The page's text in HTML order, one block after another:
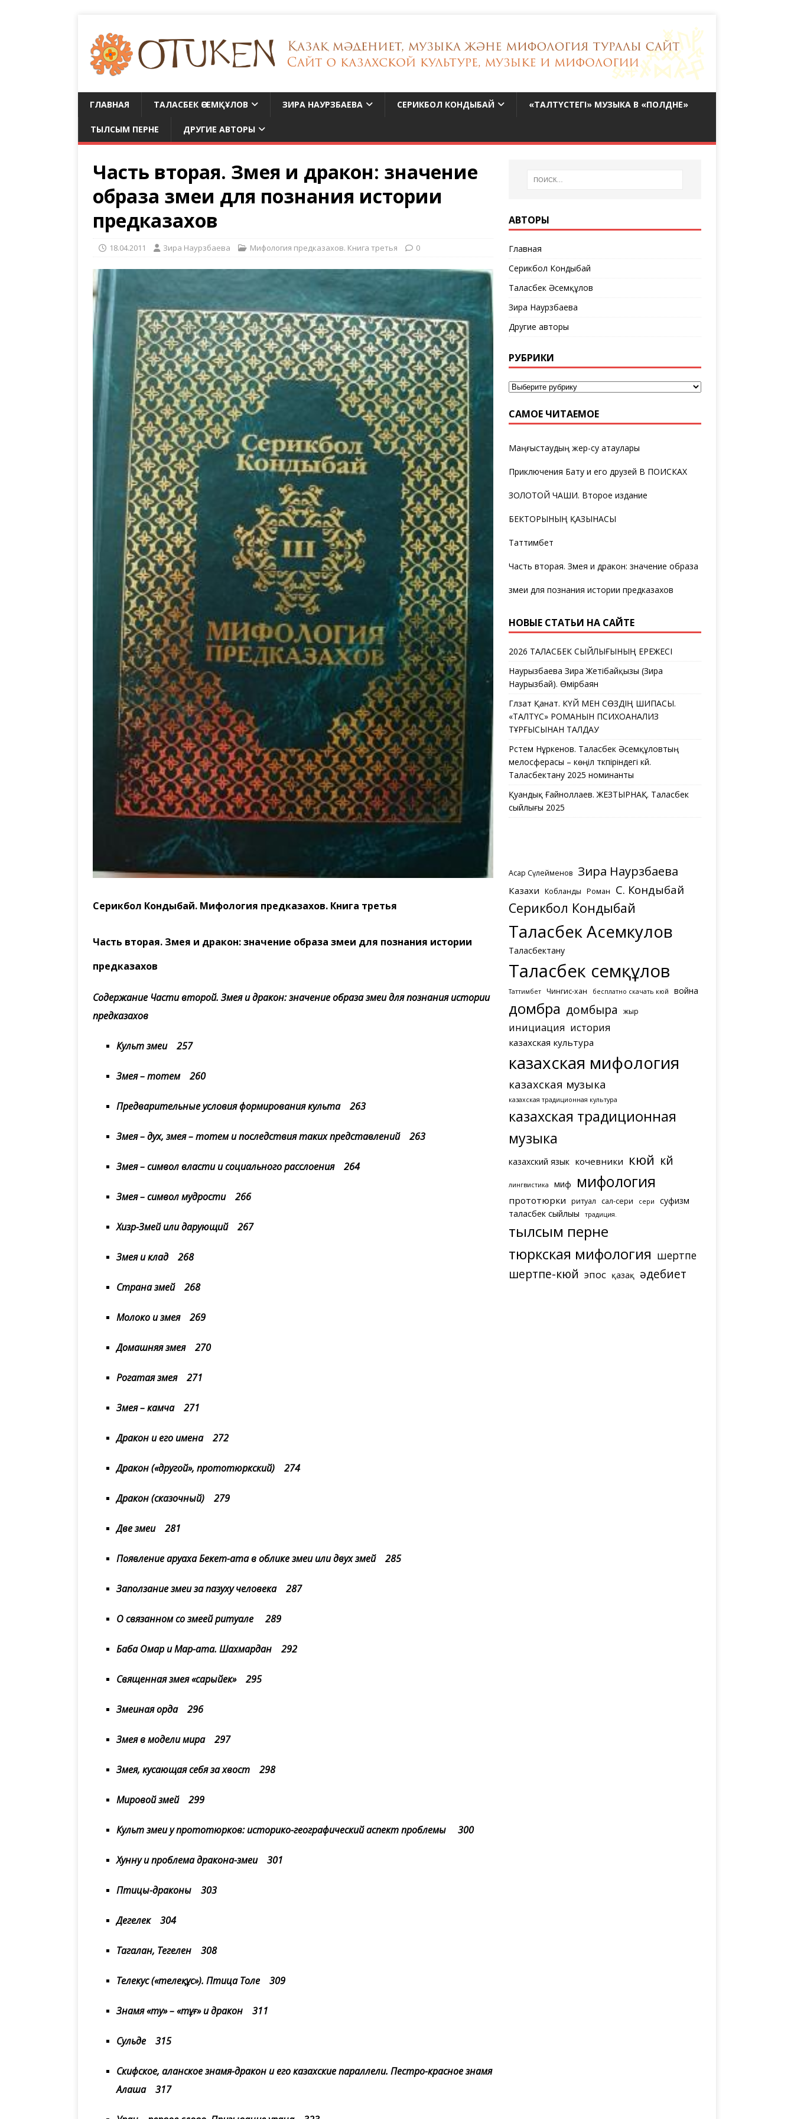
ГЛАВНАЯ ТАЛАСБЕК ӘСЕМҚҰЛОВ ЗИРА НАУРЗБАЕВА СЕРИКБОЛ КОНДЫБАЙ «ТАЛТҮСТЕГІ» МУЗЫКА В «ПОЛДНЕ»
ТЫЛСЫМ ПЕРНЕ ДРУГИЕ АВТОРЫ
Часть вторая. Змея и дракон: значение
образа змеи для познания истории
предказахов
18.04.2011 Зира Наурзбаева Мифология предказахов. Книга третья 0
Серикбол Кондыбай. Мифология предказахов. Книга третья
Часть вторая. Змея и дракон: значение образа змеи для познания истории
предказахов
Содержание Части второй. Змея и дракон: значение образа змеи для познания истории
предказахов
Культ змеи 257
Змея – тотем 260
Предварительные условия формирования культа 263
Змея – дух, змея – тотем и последствия таких представлений 263
Змея – символ власти и социального расслоения 264
Змея – символ мудрости 266
Хизр-Змей или дарующий 267
Змея и клад 268
Страна змей 268
Молоко и змея 269
Домашняя змея 270
Рогатая змея 271
Змея – камча 271
Дракон и его имена 272
Дракон («другой», прототюркский) 274
Дракон (сказочный) 279
Две змеи 281
Появление аруаха Бекет-ата в облике змеи или двух змей 285
Заползание змеи за пазуху человека 287
О связанном со змеей ритуале 289
Баба Омар и Мар-ата. Шахмардан 292
Священная змея «сарыүйек» 295
Змеиная орда 296
Змея в модели мира 297
Змея, кусающая себя за хвост 298
Мировой змей 299
Культ змеи у прототюрков: историко-географический аспект проблемы 300
Хунну и проблема дракона-змеи 301
Птицы-драконы 303
Дегелек 304
Тагалан, Тегелен 308
Телекус («телеқұс»). Птица Толе 309
Знамя «ту» – «тұғ» и дракон 311
Сульде 315
Скифское, аланское знамя-дракон и его казахские параллели. Пестро-красное знамя
Алаша 317
АВТОРЫ
Главная
Серикбол Кондыбай
Таласбек Әсемқұлов
Зира Наурзбаева
Другие авторы
РУБРИКИ
САМОЕ ЧИТАЕМОЕ
Маңғыстаудың жер-су атаулары
Приключения Бату и его друзей В ПОИСКАХ
ЗОЛОТОЙ ЧАШИ. Второе издание
БЕКТОРЫНЫҢ ҚАЗЫНАСЫ
Таттимбет
Часть вторая. Змея и дракон: значение образа
змеи для познания истории предказахов
НОВЫЕ СТАТЬИ НА САЙТЕ
2026 ТАЛАСБЕК СЫЙЛЫҒЫНЫҢ ЕРЕЖЕСІ
Наурызбаева Зира Жетібайқызы (Зира
Наурызбай). Өмірбаян
Гүлзат Қанат. КҮЙ МЕН СӨЗДІҢ ШИПАСЫ.
«ТАЛТҮС» РОМАНЫН ПСИХОАНАЛИЗ
ТҰРҒЫСЫНАН ТАЛДАУ
Рүстем Нұркенов. Таласбек Әсемқұловтың
мелосферасы – көңіл түкпіріндегі күй.
Таласбектану 2025 номинанты
Қуандық Ғайноллаев. ЖЕЗТЫРНАҚ. Таласбек
сыйлығы 2025
Асқар Сүлейменов Зира Наурзбаева
Казахи Кобланды Роман С. Кондыбай
Серикбол Кондыбай
Таласбек Асемкулов
Таласбектану
Таласбек Әсемқұлов
Таттимбет Чингис-хан бесплатно скачать кюй война
домбра домбыра жыр
инициация история
казахская культура
казахская мифология
казахская музыка
казахская традиционная культура
казахская традиционная
музыка
казахский язык кочевники кюй күй
лингвистика миф мифология
прототюрки ритуал сал-сери сери
суфизм
таласбек сыйлығы
традиция.
тылсым перне
тюркская мифология шертпе
шертпе-кюй эпос қазақ әдебиет